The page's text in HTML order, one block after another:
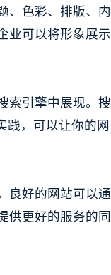
、色彩、排版、内
业可以将形象展示
索引擎中展现。搜
践，可以让你的网
良好的网站可以通
供更好的服务的同